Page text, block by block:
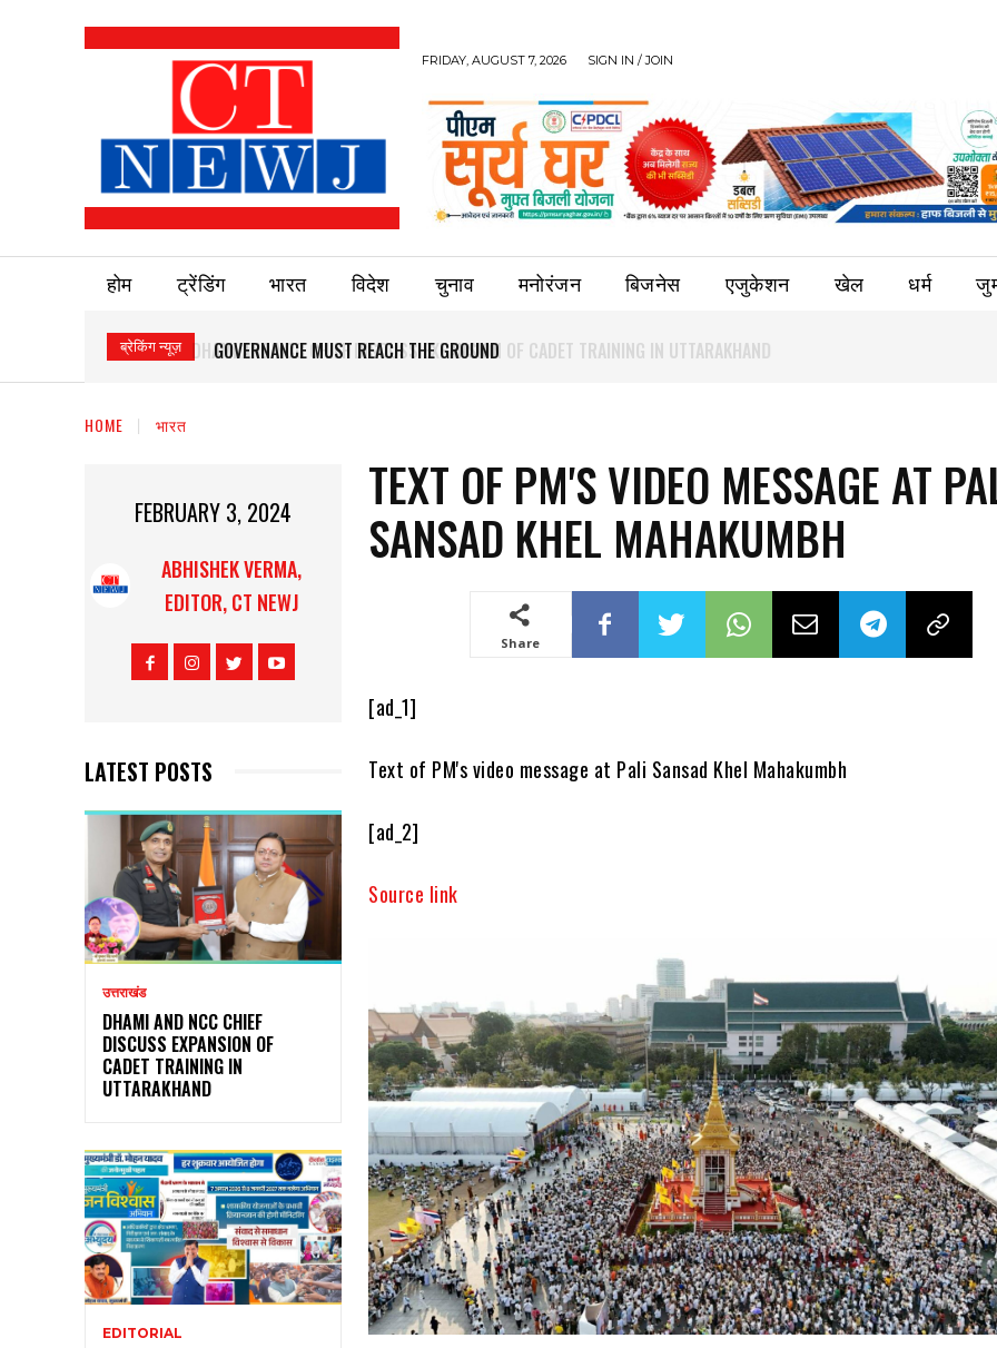
FRIDAY, AUGUST 7, 2026 SIGN IN / JOIN
होम ट्रेंडिंग भारत विदेश चुनाव मनोरंजन बिजनेस एजुकेशन खेल धर्म
ब्रेकिंग न्यूज़ GOVERNANCE MUST REACH THE GROUND
HOME भारत
FEBRUARY 3, 2024
ABHISHEK VERMA,
EDITOR, CT NEWJ
LATEST POSTS
उत्तराखंड
DHAMI AND NCC CHIEF
DISCUSS EXPANSION OF
CADET TRAINING IN
UTTARAKHAND
EDITORIAL
TEXT OF PM'S VIDEO MESSAGE AT
SANSAD KHEL MAHAKUMBH
Share
[ad_1]
Text of PM's video message at Pali Sansad Khel Mahakumbh
[ad_2]
Source link